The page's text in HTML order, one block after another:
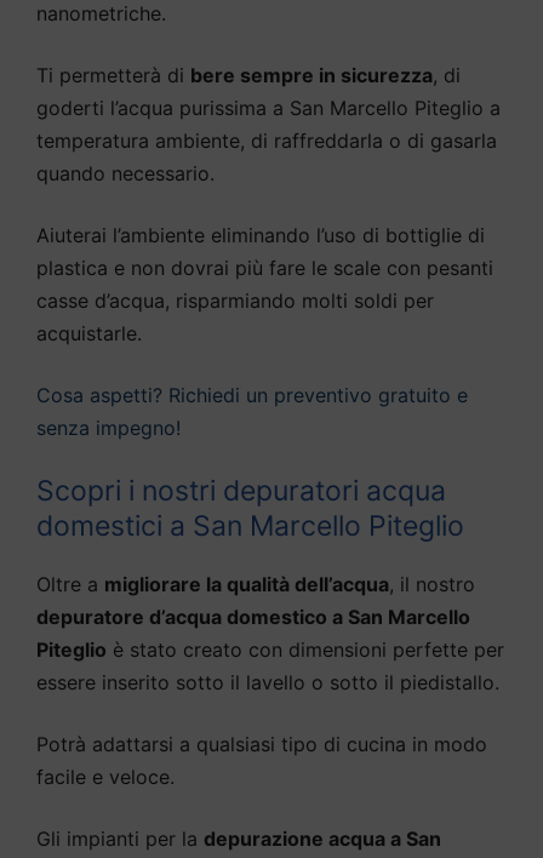
nanometriche.
Ti permetterà di bere sempre in sicurezza, di
goderti l’acqua purissima a San Marcello Piteglio a
temperatura ambiente, di raffreddarla o di gasarla
quando necessario.
Aiuterai l’ambiente eliminando l’uso di bottiglie di
plastica e non dovrai più fare le scale con pesanti
casse d’acqua, risparmiando molti soldi per
acquistarle.
Cosa aspetti? Richiedi un preventivo gratuito e
senza impegno!
Scopri i nostri depuratori acqua
domestici a San Marcello Piteglio
Oltre a migliorare la qualità dell’acqua, il nostro
depuratore d’acqua domestico a San Marcello
Piteglio è stato creato con dimensioni perfette per
essere inserito sotto il lavello o sotto il piedistallo.
Potrà adattarsi a qualsiasi tipo di cucina in modo
facile e veloce.
Gli impianti per la depurazione acqua a San